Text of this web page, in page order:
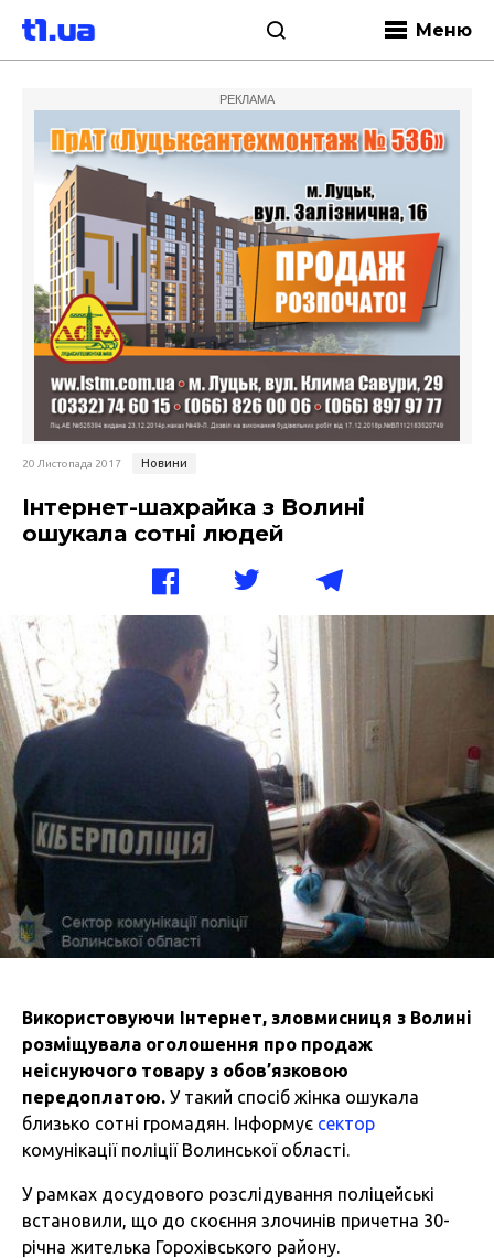
Меню
РЕКЛАМА
20 Листопада 2017 Новини
Інтернет-шахрайка з Волині
ошукала сотні людей
Використовуючи Інтернет, зловмисниця з Волині
розміщувала оголошення про продаж
неіснуючого товару з обов’язковою
передоплатою. У такий спосіб жінка ошукала
близько сотні громадян. Інформує сектор
комунікації поліції Волинської області.
У рамках досудового розслідування поліцейські
встановили, що до скоєння злочинів причетна 30-
річна жителька Горохівського району.